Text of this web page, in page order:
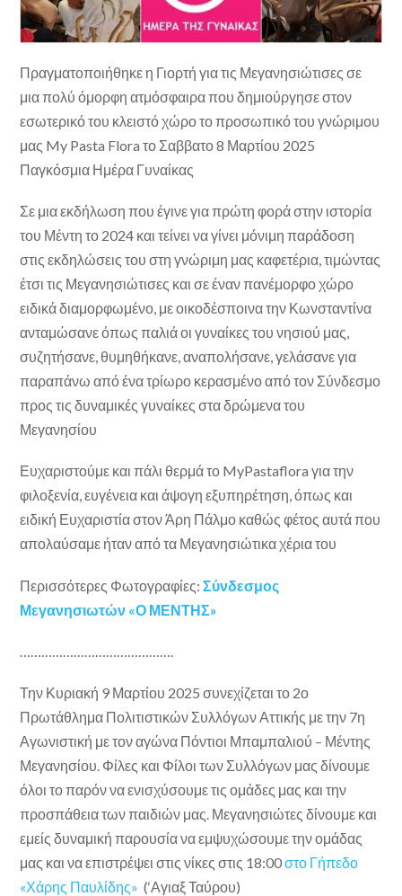
Πραγματοποιήθηκε η Γιορτή για τις Μεγανησιώτισες σε
μια πολύ όμορφη ατμόσφαιρα που δημιούργησε στον
εσωτερικό του κλειστό χώρο το προσωπικό του γνώριμου
μας My Pasta Flora το Σαββατο 8 Μαρτίου 2025
Παγκόσμια Ημέρα Γυναίκας
Σε μια εκδήλωση που έγινε για πρώτη φορά στην ιστορία
του Μέντη το 2024 και τείνει να γίνει μόνιμη παράδοση
στις εκδηλώσεις του στη γνώριμη μας καφετέρια, τιμώντας
έτσι τις Μεγανησιώτισες και σε έναν πανέμορφο χώρο
ειδικά διαμορφωμένο, με οικοδέσποινα την Κωνσταντίνα
ανταμώσανε όπως παλιά οι γυναίκες του νησιού μας,
συζητήσανε, θυμηθήκανε, αναπολήσανε, γελάσανε για
παραπάνω από ένα τρίωρο κερασμένο από τον Σύνδεσμο
προς τις δυναμικές γυναίκες στα δρώμενα του
Μεγανησίου
Ευχαριστούμε και πάλι θερμά το MyPastaflora για την
φιλοξενία, ευγένεια και άψογη εξυπηρέτηση, όπως και
ειδική Ευχαριστία στον Άρη Πάλμο καθώς φέτος αυτά που
απολαύσαμε ήταν από τα Μεγανησιώτικα χέρια του
Περισσότερες Φωτογραφίες:Σύνδεσμος
Μεγανησιωτών «Ο ΜΕΝΤΗΣ»
Την Κυριακή 9 Μαρτίου 2025 συνεχίζεται το 2ο
Πρωτάθλημα Πολιτιστικών Συλλόγων Αττικής με την 7η
Αγωνιστική με τον αγώνα Πόντιοι Μπαμπαλιού – Μέντης
Μεγανησίου. Φίλες και Φίλοι των Συλλόγων μας δίνουμε
όλοι το παρόν να ενισχύσουμε τις ομάδες μας και την
προσπάθεια των παιδιών μας. Μεγανησιώτες δίνουμε και
εμείς δυναμική παρουσία να εμψυχώσουμε την ομάδας
μας και να επιστρέψει στις νίκες στις 18:00στο Γήπεδο
«Χάρης Παυλίδης» (‘Αγιαξ Ταύρου)